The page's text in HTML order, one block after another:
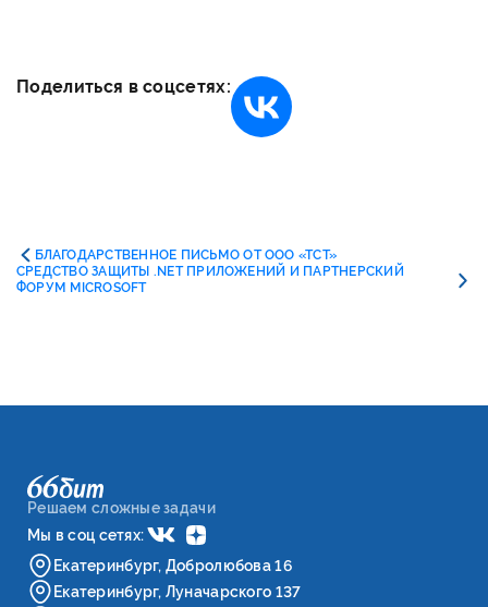
Поделиться в соцсетях:
БЛАГОДАРСТВЕННОЕ ПИСЬМО ОТ ООО «ТСТ»
CРЕДСТВО ЗАЩИТЫ .NET ПРИЛОЖЕНИЙ И ПАРТНЕРСКИЙ
ФОРУМ MICROSOFT
Решаем сложные задачи
Мы в соц сетях:
Екатеринбург, Добролюбова 16
Екатеринбург, Луначарского 137